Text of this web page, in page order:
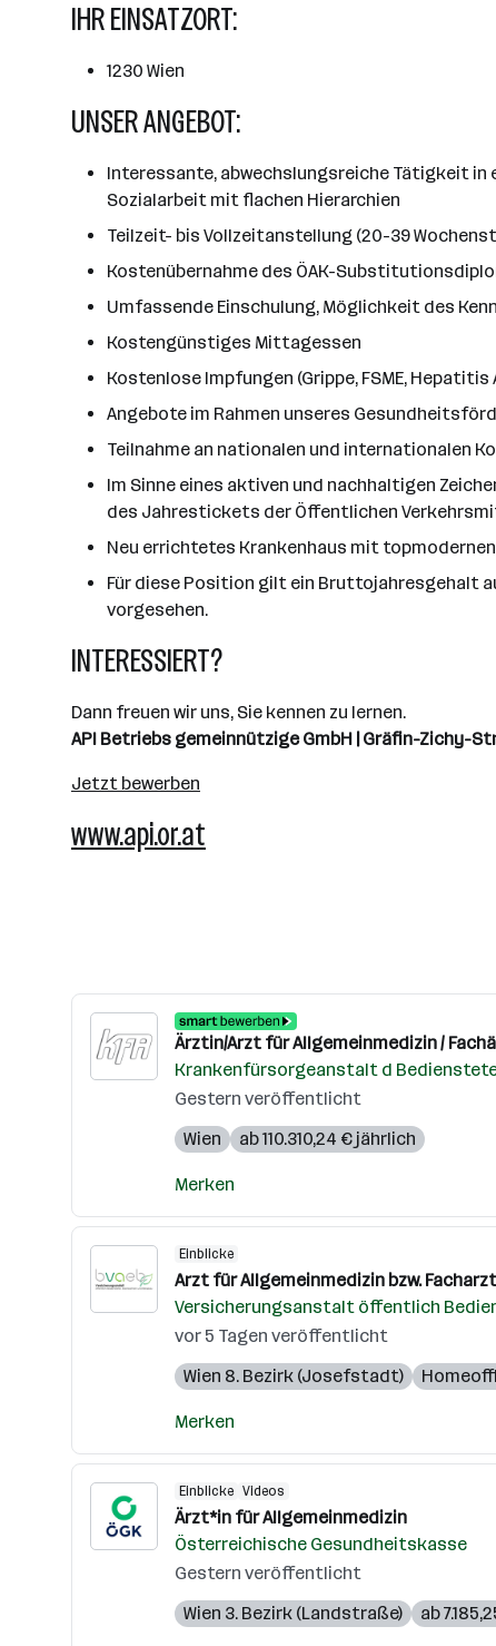
IHR EINSATZORT:
1230 Wien
UNSER ANGEBOT:
Interessante, abwechslungsreiche Tätigkeit in
Sozialarbeit mit flachen Hierarchien
Teilzeit- bis Vollzeitanstellung (20-39
Kostenübernahme des ÖAK-
Umfassende Einschulung, Möglichkeit des
Kostengünstiges Mittagessen
Kostenlose Impfungen (Grippe, FSME, Hepatitis
Angebote im Rahmen unseres
Teilnahme an nationalen und internationalen
Im Sinne eines aktiven und nachhaltigen
des Jahrestickets der Öffentlichen
Neu errichtetes Krankenhaus mit
Für diese Position gilt ein Bruttojahresgehalt
vorgesehen.
INTERESSIERT?
Dann freuen wir uns, Sie kennen zu lernen.
API Betriebs gemeinnützige GmbH | Gräfin-Zichy-Str.
Jetzt bewerben
www.api.or.at
Ärztin/Arzt für Allgemeinmedizin /
Krankenfürsorgeanstalt d
Gestern veröffentlicht
Wien
ab 110.310,24 € jährlich
Merken
Einblicke
Arzt für Allgemeinmedizin bzw.
Versicherungsanstalt öffentlich
vor 5 Tagen veröffentlicht
Wien 8. Bezirk (Josefstadt)
Merken
Einblicke Videos
Ärzt*in für Allgemeinmedizin
Österreichische Gesundheitskasse
Gestern veröffentlicht
Wien 3. Bezirk (Landstraße)
ab